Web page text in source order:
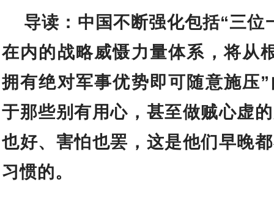
导读：中国不断强化包括“三位
在内的战略威慑力量体系，将从
拥有绝对军事优势即可随意施压
于那些别有用心，甚至做贼心虚
也好、害怕也罢，这是他们早晚
习惯的。